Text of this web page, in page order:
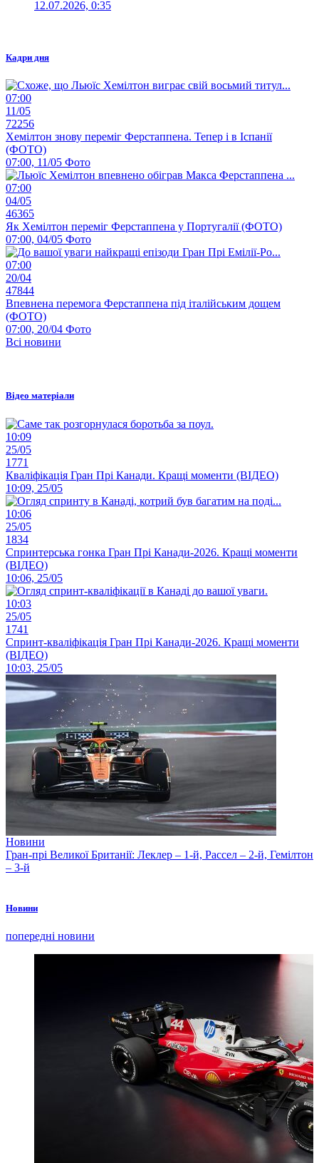
12.07.2026, 0:35
Кадри дня
07:00
11/05
72256
Хемілтон знову переміг Ферстаппена. Тепер і в Іспанії
(ФОТО)
07:00, 11/05 Фото
07:00
04/05
46365
Як Хемілтон переміг Ферстаппена у Португалії (ФОТО)
07:00, 04/05 Фото
07:00
20/04
47844
Впевнена перемога Ферстаппена під італійським дощем
(ФОТО)
07:00, 20/04 Фото
Всі новини
Відео матеріали
10:09
25/05
1771
Кваліфікація Гран Прі Канади. Кращі моменти (ВІДЕО)
10:09, 25/05
10:06
25/05
1834
Спринтерська гонка Гран Прі Канади-2026. Кращі моменти
(ВІДЕО)
10:06, 25/05
10:03
25/05
1741
Спринт-кваліфікація Гран Прі Канади-2026. Кращі моменти
(ВІДЕО)
10:03, 25/05
Новини
Гран-прі Великої Британії: Леклер – 1-й, Рассел – 2-й, Гемілтон
– 3-й
Новини
попередні новини